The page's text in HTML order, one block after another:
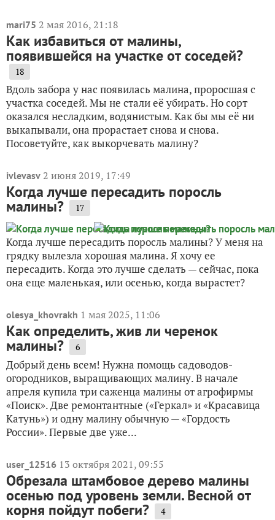
mari75 2 мая 2016, 21:18
Как избавиться от малины,
появившейся на участке от соседей?
18
Вдоль забора у нас появилась малина, проросшая с
участка соседей. Мы не стали её убирать. Но сорт
оказался несладким, водянистым. Как бы мы её ни
выкапывали, она прорастает снова и снова.
Посоветуйте, как выкорчевать малину?
ivlevasv 2 июня 2019, 17:49
Когда лучше пересадить поросль
малины? 17
Когда лучше пересадить поросль малины? У меня на
грядку вылезла хорошая малина. Я хочу ее
пересадить. Когда это лучше сделать — сейчас, пока
она еще маленькая, или осенью, когда вырастет?
olesya_khovrakh 1 мая 2025, 11:06
Как определить, жив ли черенок
малины? 6
Добрый день всем! Нужна помощь садоводов-
огородников, выращивающих малину. В начале
апреля купила три саженца малины от агрофирмы
«Поиск». Две ремонтантные («Геркал» и «Красавица
Катунь») и одну малину обычную — «Гордость
России». Первые две уже...
user_12516 13 октября 2021, 09:55
Обрезала штамбовое дерево малины
осенью под уровень земли. Весной от
корня пойдут побеги? 4